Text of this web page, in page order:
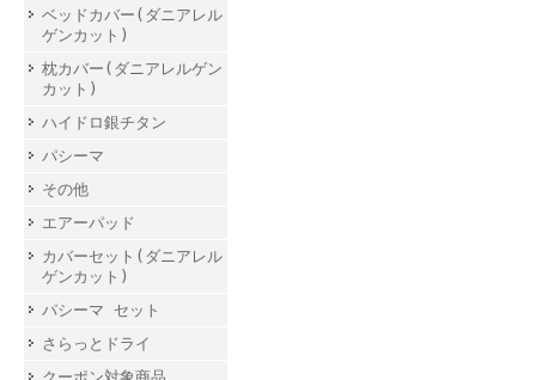
ベッドカバー(ダニアレル
ゲンカット)
枕カバー(ダニアレルゲン
カット)
ハイドロ銀チタン
パシーマ
その他
エアーパッド
カバーセット(ダニアレル
ゲンカット)
パシーマ セット
さらっとドライ